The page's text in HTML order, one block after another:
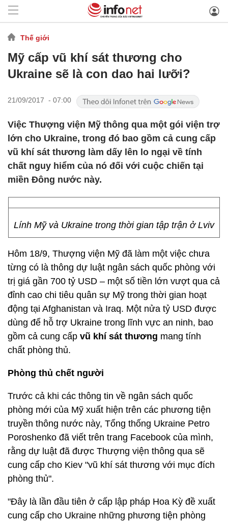
Thế giới
Mỹ cấp vũ khí sát thương cho
Ukraine sẽ là con dao hai lưỡi?
21/09/2017 - 07:00
Việc Thượng viện Mỹ thông qua một gói viện trợ
lớn cho Ukraine, trong đó bao gồm cả cung cấp
vũ khí sát thương làm dấy lên lo ngại về tính
chất nguy hiểm của nó đối với cuộc chiến tại
miền Đông nước này.
Lính Mỹ và Ukraine trong thời gian tập trận ở Lviv
Hôm 18/9, Thượng viện Mỹ đã làm một việc chưa
từng có là thông dự luật ngân sách quốc phòng với
trị giá gần 700 tỷ USD – một số tiền lớn vượt qua cả
đỉnh cao chi tiêu quân sự Mỹ trong thời gian hoạt
động tại Afghanistan và Iraq. Một nửa tỷ USD được
dùng để hỗ trợ Ukraine trong lĩnh vực an ninh, bao
gồm cả cung cấp vũ khí sát thương mang tính
chất phòng thủ.
Phòng thủ chết người
Trước cả khi các thông tin về ngân sách quốc
phòng mới của Mỹ xuất hiện trên các phương tiện
truyền thông nước này, Tổng thống Ukraine Petro
Poroshenko đã viết trên trang Facebook của mình,
rằng dự luật đã được Thượng viện thông qua sẽ
cung cấp cho Kiev "vũ khí sát thương với mục đích
phòng thủ".
"Đây là lần đầu tiên ở cấp lập pháp Hoa Kỳ đề xuất
cung cấp cho Ukraine những phương tiện phòng